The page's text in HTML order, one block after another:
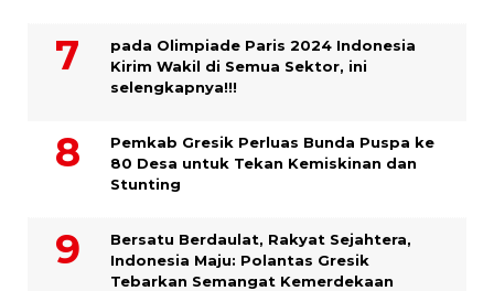
pada Olimpiade Paris 2024 Indonesia
Kirim Wakil di Semua Sektor, ini
selengkapnya!!!
Pemkab Gresik Perluas Bunda Puspa ke
80 Desa untuk Tekan Kemiskinan dan
Stunting
Bersatu Berdaulat, Rakyat Sejahtera,
Indonesia Maju: Polantas Gresik
Tebarkan Semangat Kemerdekaan